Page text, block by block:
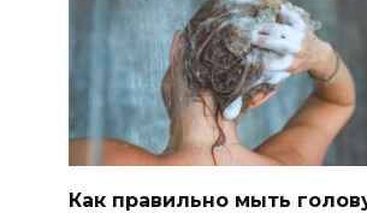
Как правильно мыть